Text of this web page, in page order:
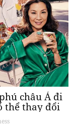
châu Á đi
thể thay đổi